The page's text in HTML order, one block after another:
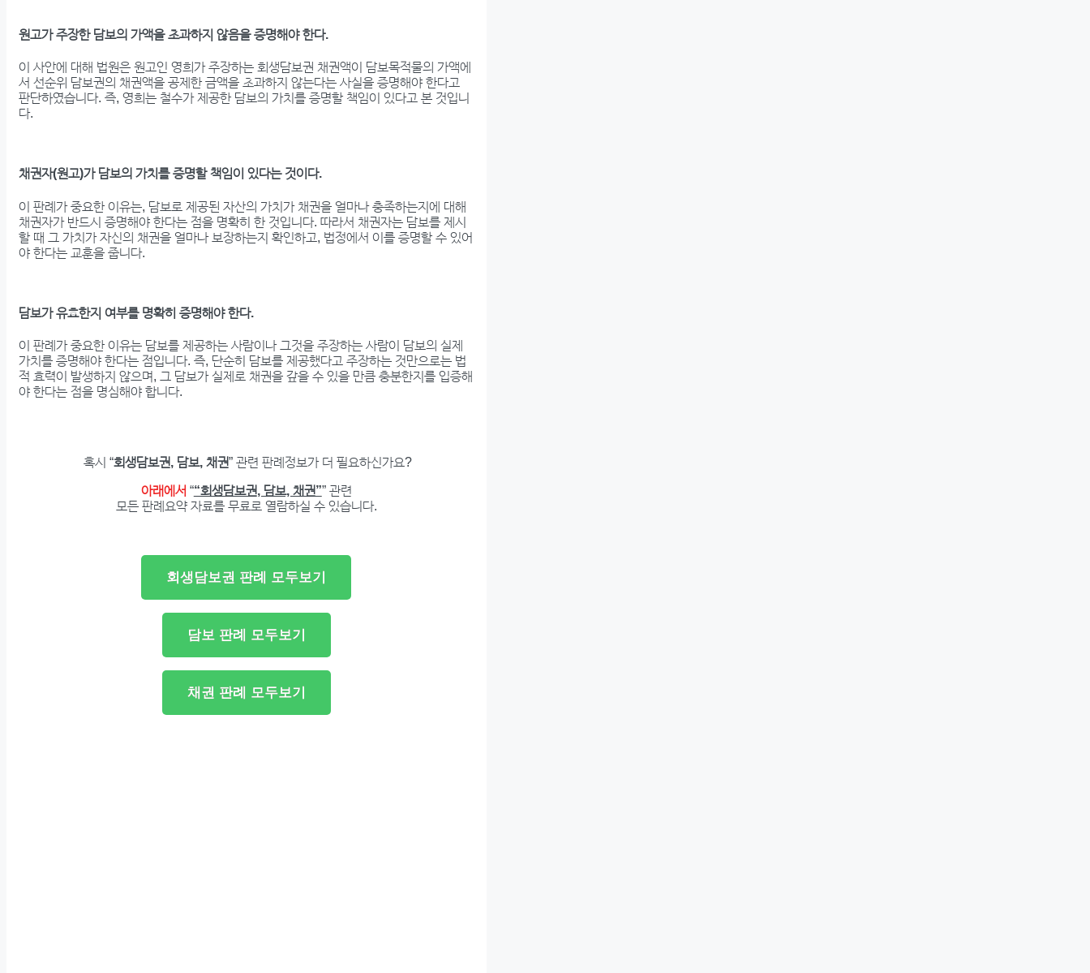
원고가 주장한 담보의 가액을 초과하지 않음을 증명해야 한다.
이 사안에 대해 법원은 원고인 영희가 주장하는 회생담보권 채권액이 담보목적물의 가액에
서 선순위 담보권의 채권액을 공제한 금액을 초과하지 않는다는 사실을 증명해야 한다고
판단하였습니다. 즉, 영희는 철수가 제공한 담보의 가치를 증명할 책임이 있다고 본 것입니
다.
채권자(원고)가 담보의 가치를 증명할 책임이 있다는 것이다.
이 판례가 중요한 이유는, 담보로 제공된 자산의 가치가 채권을 얼마나 충족하는지에 대해
채권자가 반드시 증명해야 한다는 점을 명확히 한 것입니다. 따라서 채권자는 담보를 제시
할 때 그 가치가 자신의 채권을 얼마나 보장하는지 확인하고, 법정에서 이를 증명할 수 있어
야 한다는 교훈을 줍니다.
담보가 유효한지 여부를 명확히 증명해야 한다.
이 판례가 중요한 이유는 담보를 제공하는 사람이나 그것을 주장하는 사람이 담보의 실제
가치를 증명해야 한다는 점입니다. 즉, 단순히 담보를 제공했다고 주장하는 것만으로는 법
적 효력이 발생하지 않으며, 그 담보가 실제로 채권을 갚을 수 있을 만큼 충분한지를 입증해
야 한다는 점을 명심해야 합니다.
혹시 “회생담보권, 담보, 채권” 관련 판례정보가 더 필요하신가요?
아래에서 ““회생담보권, 담보, 채권”” 관련
모든 판례요약 자료를 무료로 열람하실 수 있습니다.
회생담보권 판례 모두보기
담보 판례 모두보기
채권 판례 모두보기